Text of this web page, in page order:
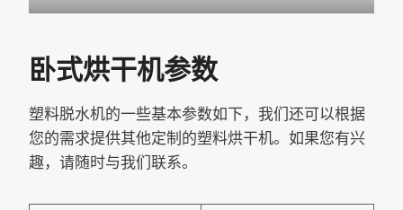
卧式烘干机参数
塑料脱水机的一些基本参数如下，我们还可以根据
您的需求提供其他定制的塑料烘干机。如果您有兴
趣，请随时与我们联系。